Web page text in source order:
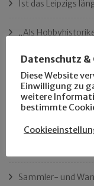
Ist das Leipzigs
„Als
Das neue
Der Leipziger
Rennfahrer in
Sammler- und
Datenschutz &
Diese Website
Einwilligung zu
weitere
bestimmte